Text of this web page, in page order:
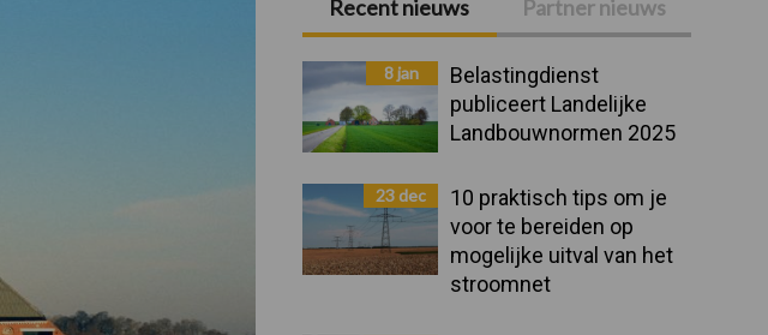
Primaire
Sidebar
Recent nieuws Partner nieuws
8 jan
Belastingdienst
publiceert Landelijke
Landbouwnormen 2025
23 dec
10 praktisch tips om je
voor te bereiden op
mogelijke uitval van het
stroomnet